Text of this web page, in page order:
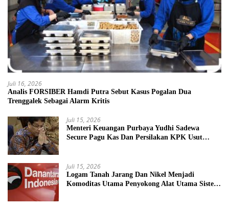
Juli 16, 2026
Analis FORSIBER Hamdi Putra Sebut Kasus Pogalan Dua
Trenggalek Sebagai Alarm Kritis
Juli 15, 2026
Menteri Keuangan Purbaya Yudhi Sadewa
Secure Pagu Kas Dan Persilakan KPK Usut
Juli 15, 2026
Logam Tanah Jarang Dan Nikel Menjadi
Komoditas Utama Penyokong Alat Utama Sistem